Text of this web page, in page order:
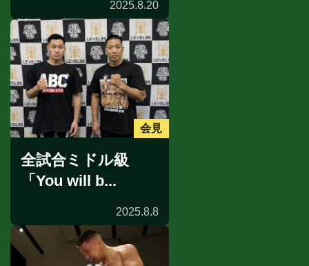
2025.8.20
会見
全試合ミドル級
「You will b...
2025.8.8